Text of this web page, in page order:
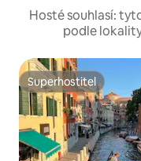
Hosté souhlasí:
podle
Superhostitel
Superhostitel